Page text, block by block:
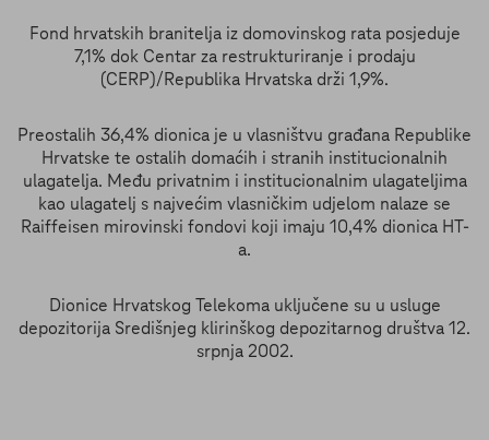
Fond hrvatskih branitelja iz domovinskog rata posjeduje
7,1% dok Centar za restrukturiranje i prodaju
(CERP)/Republika Hrvatska drži 1,9%.
Preostalih 36,4% dionica je u vlasništvu građana Republike
Hrvatske te ostalih domaćih i stranih institucionalnih
ulagatelja. Među privatnim i institucionalnim ulagateljima
kao ulagatelj s najvećim vlasničkim udjelom nalaze se
Raiffeisen mirovinski fondovi koji imaju 10,4% dionica HT-
a.
Dionice Hrvatskog Telekoma uključene su u usluge
depozitorija Središnjeg klirinškog depozitarnog društva 12.
srpnja 2002.